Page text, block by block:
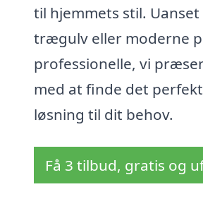
til hjemmets stil.
trægulv eller moderne
professionelle, vi
med at finde det
løsning til dit behov.
Få 3 tilbud, gratis og